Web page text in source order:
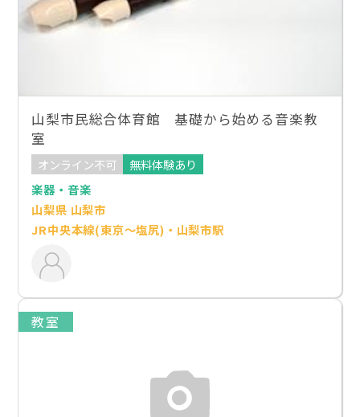
山梨市民総合体育館 基礎から始める音楽教
室
オンライン不可
無料体験あり
楽器・音楽
山梨県 山梨市
JR中央本線(東京～塩尻)・山梨市駅
教室